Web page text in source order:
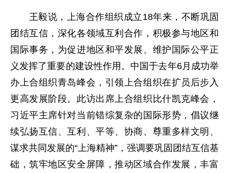
王毅说，上海合作组织成立18年来，不断巩固
团结互信，深化各领域互利合作，积极参与地区和
国际事务，为促进地区和平发展、维护国际公平正
义发挥了重要的建设性作用。中国于去年6月成功举
办上合组织青岛峰会，引领上合组织在扩员后步入
更高发展阶段。此访出席上合组织比什凯克峰会，
习近平主席针对当前错综复杂的国际形势，倡议继
续弘扬互信、互利、平等、协商、尊重多样文明、
谋求共同发展的“上海精神”，强调要巩固团结互信基
础，筑牢地区安全屏障，推动区域合作发展，丰富